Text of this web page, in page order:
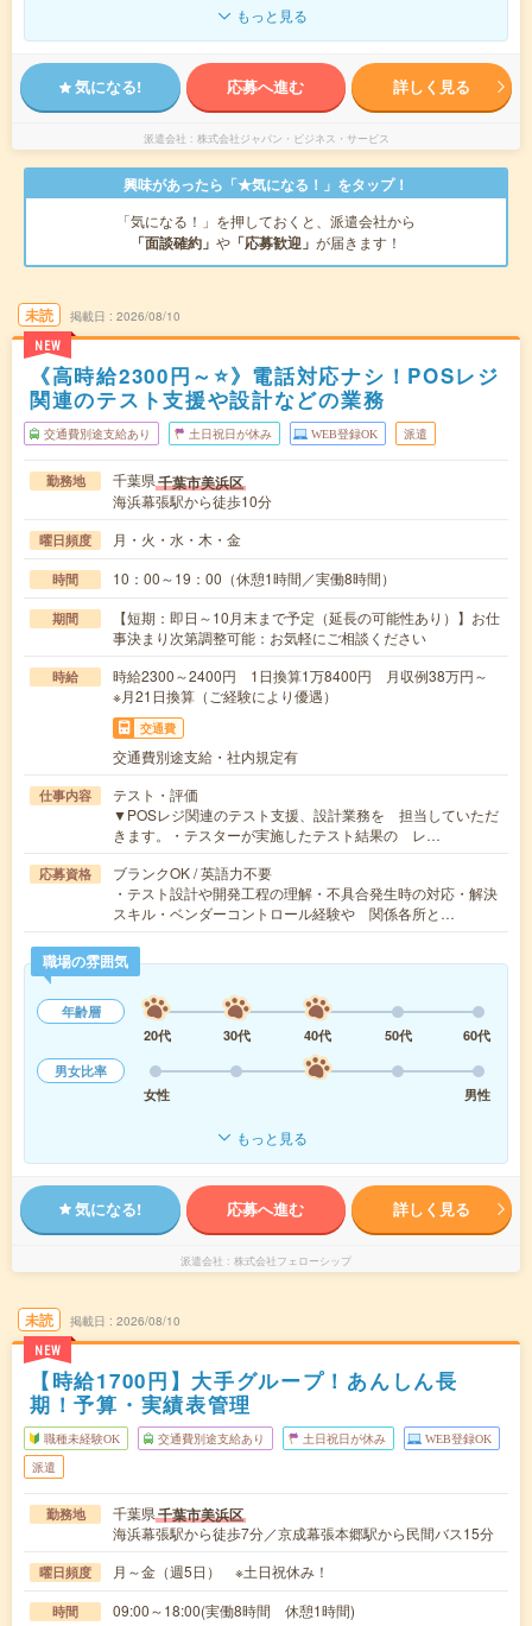
もっと見る
気になる! 応募へ進む 詳しく見る
派遣会社 株式会社ジャパン・ビジネス・サービス
興味があったら「★気になる！」をタップ！
「気になる！」を押しておくと、派遣会社から
「面談確約」 や 「応募歓迎」 が届きます！
未読
NEW
掲載日 2026/08/10
《高時給2300円～⭐》電話対応ナシ！POSレジ
関連のテスト支援や設計などの業務
交通費別途支給あり 土日祝日が休み WEB登録OK 派遣
勤務地 千葉県千葉市美浜区
海浜幕張駅から徒歩10分
曜日頻度 月・火・水・木・金
時間 10：00～19：00（休憩1時間／実働8時間）
期間
【短期：即日～10月末まで予定（延長の可能性あり）】お仕
事決まり次第調整可能：お気軽にご相談ください
時給
時給2300～2400円 1日換算1万8400円 月収例38万円～
※月21日換算（ご経験により優遇）
交通費
交通費別途支給・社内規定有
仕事内容
テスト・評価
▼POSレジ関連のテスト支援、設計業務を 担当していただ
きます。・テスターが実施したテスト結果の レ…
応募資格
ブランクOK / 英語力不要
・テスト設計や開発工程の理解・不具合発生時の対応・解決
スキル・ベンダーコントロール経験や 関係各所と…
職場の雰囲気
年齢層
20代
30代 40代 50代
60代
男女比率
女性
男性
もっと見る
気になる! 応募へ進む 詳しく見る
派遣会社 株式会社フェローシップ
未読
NEW
掲載日 2026/08/10
【時給1700円】大手グループ！あんしん長
期！予算・実績表管理
職種未経験OK 交通費別途支給あり 土日祝日が休み WEB登録OK
派遣
勤務地 千葉県千葉市美浜区
海浜幕張駅から徒歩7分／京成幕張本郷駅から民間バス15分
曜日頻度 月～金（週5日） ※土日祝休み！
時間 09:00～18:00(実働8時間 休憩1時間)